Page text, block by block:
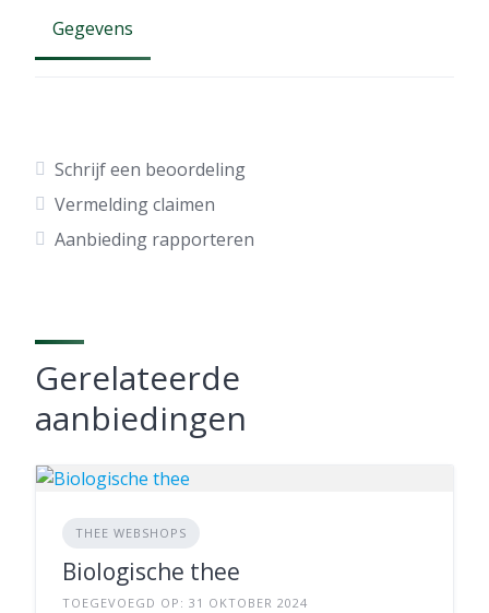
Gegevens
Schrijf een beoordeling
Vermelding claimen
Aanbieding rapporteren
Gerelateerde
aanbiedingen
THEE WEBSHOPS
Biologische thee
TOEGEVOEGD OP: 31 OKTOBER 2024